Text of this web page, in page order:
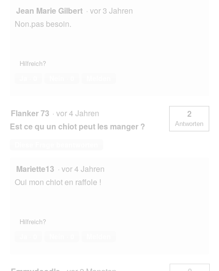
Jean Marie Gilbert · vor 3 Jahren
Non.pas besoin.
Hilfreich?
Flanker 73 · vor 4 Jahren
Est ce qu un chiot peut les manger ?
2
Antworten
Mariette13 · vor 4 Jahren
Oui mon chiot en raffole !
Hilfreich?